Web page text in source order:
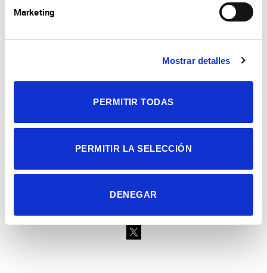
Marketing
Mostrar detalles
PERMITIR TODAS
PERMITIR LA SELECCIÓN
DENEGAR
Consejo Superior de Investigaciones Científicas
Contacto
Tel. + 34 965 23 37 00